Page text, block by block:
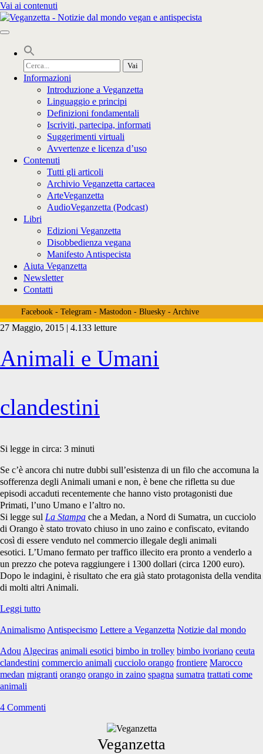
Vai ai contenuti
Cerca
per:
Informazioni
Introduzione a Veganzetta
Linguaggio e principi
Definizioni fondamentali
Iscriviti, partecipa, informati
Suggerimenti virtuali
Avvertenze e licenza d’uso
Contenuti
Tutti gli articoli
Archivio Veganzetta cartacea
ArteVeganzetta
AudioVeganzetta (Podcast)
Libri
Edizioni Veganzetta
Disobbedienza vegana
Manifesto Antispecista
Aiuta Veganzetta
Newsletter
Contatti
Facebook- Telegram- Mastodon- Bluesky- Archive
Tag:
<span>animali
esotici</span>
27 Maggio, 2015 | 4.133 letture
Animali e Umani
clandestini
Si legge in circa: 3 minuti
Se c’è ancora chi nutre dubbi sull’esistenza di un filo che accomuna la
sofferenza degli Animali umani e non, è bene che rifletta su due
episodi accaduti recentemente che hanno visto protagonisti due
Primati, l’uno Umano e l’altro no.
Si legge sul La Stampa che a Medan, a Nord di Sumatra, un cucciolo
di Orango è stato trovato chiuso in uno zaino e confiscato, evitando
così di essere venduto nel commercio illegale degli animali
esotici. L’Umano fermato per traffico illecito era pronto a venderlo a
un prezzo che poteva raggiungere i 1300 dollari (circa 1200 euro).
Dopo le indagini, è risultato che era già stato protagonista della vendita
di molti altri Animali.
Leggi tuttoAnimali
Umani
Animalismo Antispecismo Lettere a Veganzetta Notizie dal mondo
Adou Algeciras animali esotici bimbo in trolley bimbo ivoriano ceuta
clandestini commercio animali cucciolo orango frontiere Marocco
medan migranti orango orango in zaino spagna sumatra trattati come
animali
4 Commenti
Veganzetta